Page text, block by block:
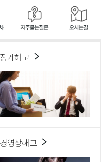
징계해고
경영상해고